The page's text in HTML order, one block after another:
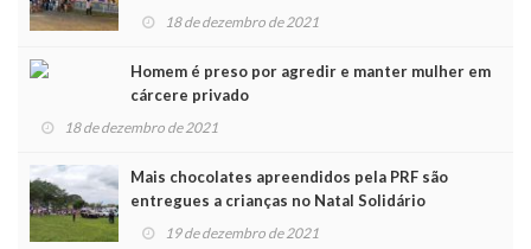
Noel
18 de dezembro de 2021
Homem é preso por agredir e manter mulher em
cárcere privado
18 de dezembro de 2021
Mais chocolates apreendidos pela PRF são
entregues a crianças no Natal Solidário
19 de dezembro de 2021